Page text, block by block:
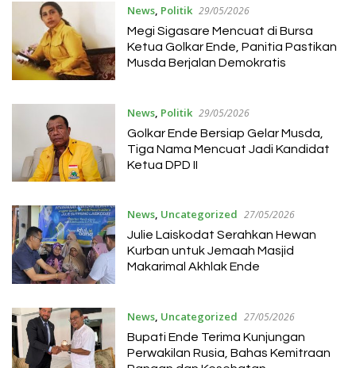
News, Politik 29/05/2026
Megi Sigasare Mencuat di Bursa
Ketua Golkar Ende, Panitia Pastikan
Musda Berjalan Demokratis
News, Politik 29/05/2026
Golkar Ende Bersiap Gelar Musda,
Tiga Nama Mencuat Jadi Kandidat
Ketua DPD II
News, Uncategorized 27/05/2026
Julie Laiskodat Serahkan Hewan
Kurban untuk Jemaah Masjid
Makarimal Akhlak Ende
News, Uncategorized 27/05/2026
Bupati Ende Terima Kunjungan
Perwakilan Rusia, Bahas Kemitraan